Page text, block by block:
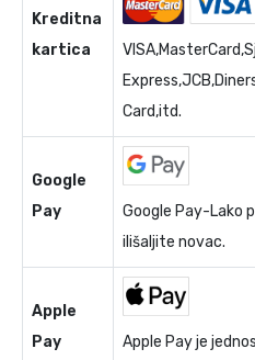
Kreditna
kartica
Card,itd.
Google
Pay
Google Pay-Lako
ilišaljite novac.
Apple
Pay
Apple Pay je